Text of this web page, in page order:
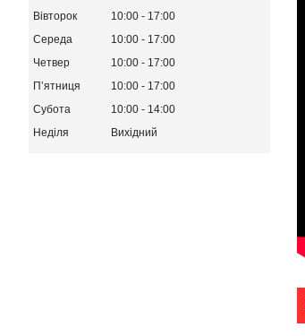
Вівторок
10:00
17:00
Середа
10:00
17:00
Четвер
10:00
17:00
Пʼятниця
10:00
17:00
Субота
10:00
14:00
Неділя
Вихідний